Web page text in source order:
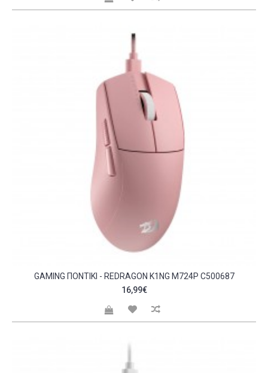
GAMING ΠΟΝΤΊΚΙ - REDRAGON K1NG M724P C500687
16,99€